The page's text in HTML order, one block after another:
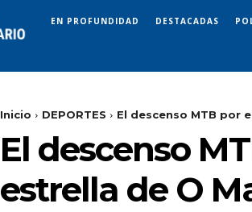
EN PROFUNDIDAD DESTACADAS
Inicio DEPORTES El descenso MTB por
El descenso
estrella de O